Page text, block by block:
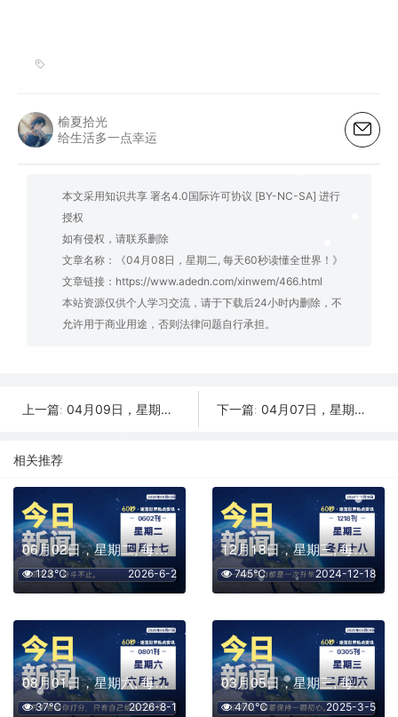
榆夏拾光
给生活多一点幸运
本文采用知识共享 署名4.0国际许可协议 [BY-NC-SA] 进行
授权
如有侵权，请联系删除
文章名称：《04月08日，星期二, 每天60秒读懂全世界！》
文章链接： https://www.adedn.com/xinwem/466.html
本站资源仅供个人学习交流，请于下载后24小时内删除，不
允许用于商业用途，否则法律问题自行承担。
上一篇: 04月09日，星期三, 每天60秒读懂全世界！ 下一篇: 04月07日，星期一, 每天60秒读懂全世界！
相关推荐
06月02日，星期二, 每天60秒读懂全世界！
2026-6-2
123℃
12月18日，星期三, 每天60秒读懂全世界！
2024-12-18
745℃
08月01日，星期六, 每天60秒读懂全世界！
2026-8-1
37℃
03月05日，星期三, 每天60秒读懂全世界！
2025-3-5
470℃